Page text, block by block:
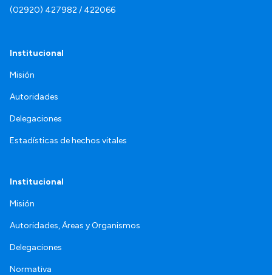
(02920) 427982 / 422066
Institucional
Misión
Autoridades
Delegaciones
Estadísticas de hechos vitales
Institucional
Misión
Autoridades, Áreas y Organismos
Delegaciones
Normativa